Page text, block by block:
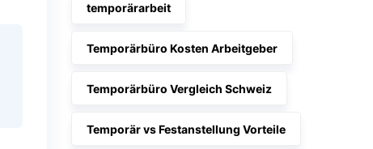
temporärarbeit
Temporärbüro Kosten Arbeitgeber
Temporärbüro Vergleich Schweiz
Temporär vs Festanstellung Vorteile